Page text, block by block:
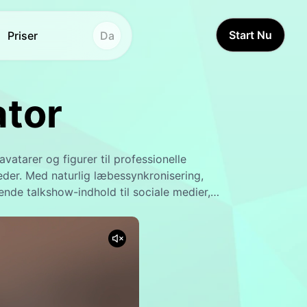
Priser Da
Videooversætter
lyd
Ansigtsbytte
Start Nu
og figurer til professionelle
Med naturlig læbessynkronisering,
talkshow-indhold til sociale medier,